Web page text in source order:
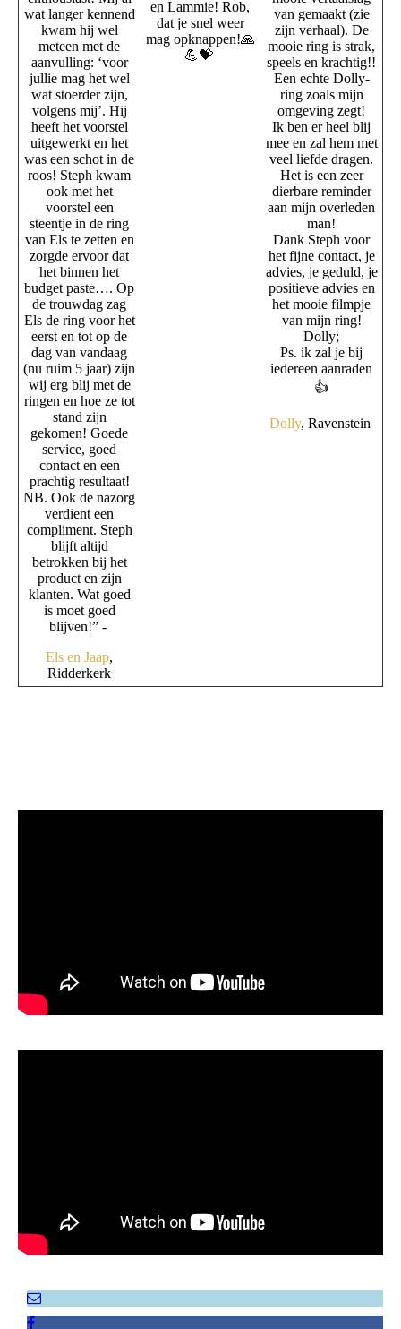
wat langer kennend
kwam hij wel
meteen met de
aanvulling: ‘voor
jullie mag het wel
wat stoerder zijn,
volgens mij’. Hij
heeft het voorstel
uitgewerkt en het
was een schot in de
roos! Steph kwam
ook met het
voorstel een
steentje in de ring
van Els te zetten en
zorgde ervoor dat
het binnen het
budget paste…. Op
de trouwdag zag
Els de ring voor het
eerst en tot op de
dag van vandaag
(nu ruim 5 jaar) zijn
wij erg blij met de
ringen en hoe ze tot
stand zijn
gekomen! Goede
service, goed
contact en een
prachtig resultaat!
NB. Ook de nazorg
verdient een
compliment. Steph
blijft altijd
betrokken bij het
product en zijn
klanten. Wat goed
is moet goed
blijven!” -
Els en Jaap,
Ridderkerk
en Lammie! Rob,
dat je snel weer
mag opknappen!🙏
💪💝
van gemaakt (zie
zijn verhaal). De
mooie ring is strak,
speels en krachtig!!
Een echte Dolly-
ring zoals mijn
omgeving zegt!
Ik ben er heel blij
mee en zal hem met
veel liefde dragen.
Het is een zeer
dierbare reminder
aan mijn overleden
man!
Dank Steph voor
het fijne contact, je
advies, je geduld, je
positieve advies en
het mooie filmpje
van mijn ring!
Dolly;
Ps. ik zal je bij
iedereen aanraden
👍
Dolly, Ravenstein